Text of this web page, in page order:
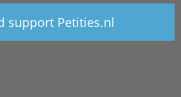
support Petities.nl